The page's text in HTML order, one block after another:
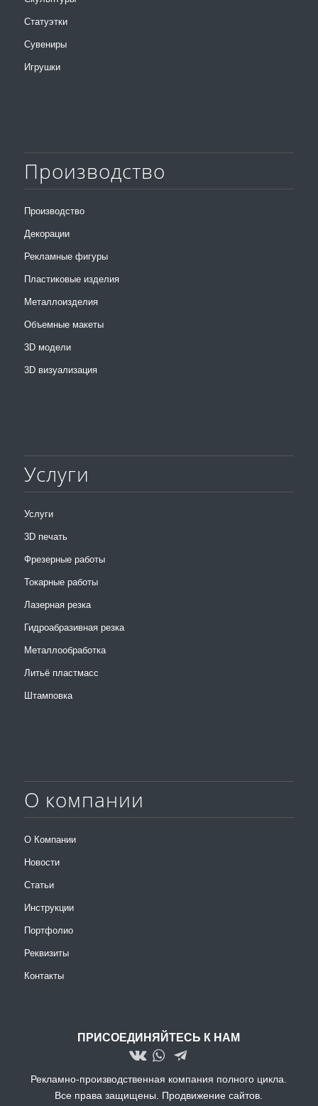
Статуэтки
Сувениры
Игрушки
Производство
Производство
Декорации
Рекламные фигуры
Пластиковые изделия
Металлоизделия
Объемные макеты
3D модели
3D визуализация
Услуги
Услуги
3D печать
Фрезерные работы
Токарные работы
Лазерная резка
Гидроабразивная резка
Металлообработка
Литьё пластмасс
Штамповка
О компании
О Компании
Новости
Статьи
Инструкции
Портфолио
Реквизиты
Контакты
ПРИСОЕДИНЯЙТЕСЬ К НАМ
Рекламно-производственная компания полного цикла.
Все права защищены. Продвижение сайтов.